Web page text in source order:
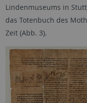
Lindenmuseums in
das Totenbuch des
Zeit (Abb. 3).